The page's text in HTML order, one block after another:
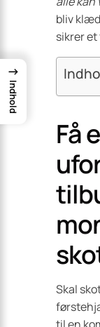
bliv
sikrer
Få
Skal
→
Indhold